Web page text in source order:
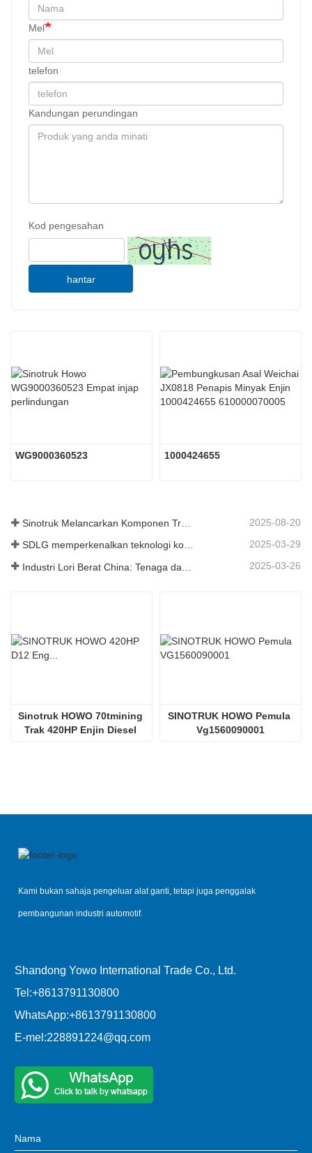
Mel
telefon
Kandungan perundingan
Kod pengesahan
hantar
WG9000360523 1000424655
2025-08-20
SDLG memperkenalkan teknologi komponen trak generasi akan datang untuk meningkatkan kecekapan logistik global 2025-03-29
2025-03-26
Sinotruk HOWO 70tmining
Trak 420HP Enjin Diesel
SINOTRUK HOWO Pemula
Vg1560090001
Kami bukan sahaja pengeluar alat ganti, tetapi juga penggalak
pembangunan industri automotif.
Shandong Yowo International Trade Co., Ltd.
Tel:+8613791130800
WhatsApp:+8613791130800
E-mel:228891224@qq.com